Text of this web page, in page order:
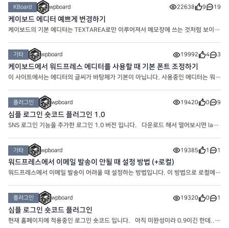
KBoard wpboard 22638 9 19
케이보드 에디터 예쁘게 변경하기
케이보드의 기본 에디터는 TEXTAREA로만 이루어져서 메모장에 쓰는 것처럼 보이기
재 워프보드의 게시판의 글쓰기 에디터는 위의 모양으로
기타 wpboard 19992 4 3
케이보드에서 워드프레스 에디터를 사용할 때 기본 폰트 조정하기
이 사이트에서는 에디터의 글씨가 바탕체가 기본이 아닙니다. 사용중인 에디터는 워드
습니다. 에디터의 폰트가 마음에 안들어서 썸머노트
플러그인 wpboard 19420 0 9
심플 로그인 숏코드 플러그인 1.0
SNS 로그인 기능을 추가한 로그인 1.0 버전 입니다. 다운로드 해서 열어보시면 layo
이아웃 입니다. 같은 폴더에 CSS에 원하시는 대로 코드를 적용
기타 wpboard 19385 1 1
워드프레스에서 이메일 발송이 안될 때 설정 방법 (+로컬)
워드프레스에서 이메일 발송이 어려울 때 설정하는 방법입니다. 이 방법으로 로컬에서
주세요. 설치하시면 최초로 나오는 화면 제일 아래에 SKIP을 누
플러그인 wpboard 19320 0 1
심플 로그인 숏코드 플러그인
현재 홈페이지에 적용중인 로그인 숏코드 입니다. 아직 미완성이라 0.9이긴 한데..